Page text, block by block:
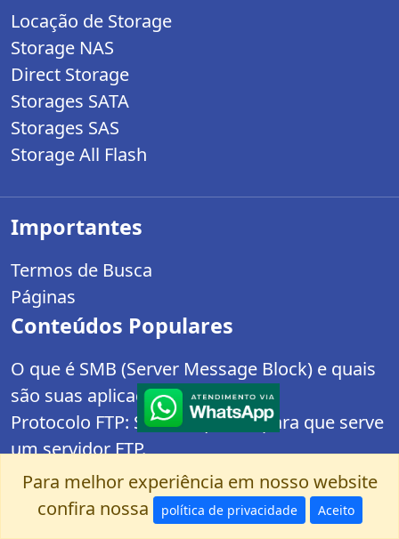
Locação de Storage
Storage NAS
Direct Storage
Storages SATA
Storages SAS
Storage All Flash
Importantes
Termos de Busca
Páginas
Conteúdos Populares
O que é SMB (Server Message Block) e quais
são suas aplicações?
Protocolo FTP: Saiba o que é e para que serve
um servidor FTP.
Como sei se peguei ransomware? Em apenas
3 Passos!
Equipamentos para um plano de backup
Para melhor experiência em nosso website
confira nossa
política de privacidade Aceito